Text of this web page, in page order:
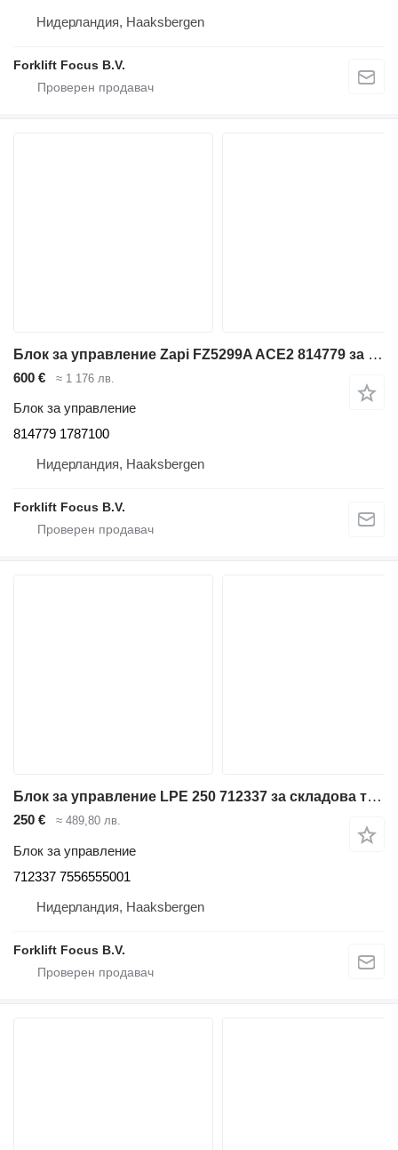
Нидерландия, Haaksbergen
Forklift Focus B.V.
Блок за управление Zapi FZ5299A ACE2 814779 за електрокар BT C3E160
600 € ≈ 1 176 лв.
Блок за управление
814779 1787100
Нидерландия, Haaksbergen
Forklift Focus B.V.
Блок за управление LPE 250 712337 за складова техника BT LPE 250
250 € ≈ 489,80 лв.
Блок за управление
712337 7556555001
Нидерландия, Haaksbergen
Forklift Focus B.V.